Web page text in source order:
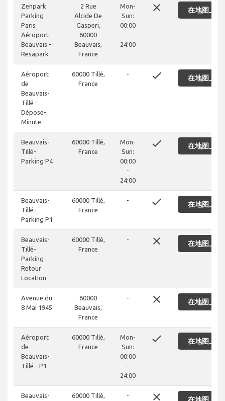
Zenpark
Parking
Paris
Aéroport
Beauvais -
Resapark
2 Rue
Alcide De
Gasperi,
60000
Beauvais,
France
Mon-
Sun:
00:00
-
24:00
close 在地图上显
Aéroport
de
Beauvais-
Tillé -
Dépose-
Minute
60000 Tillé,
France
- done 在地图上显
Beauvais-
Tillé-
Parking P4
60000 Tillé,
France
Mon-
Sun:
00:00
-
24:00
done 在地图上显
Beauvais-
Tillé-
Parking P1
60000 Tillé,
France
- done 在地图上显
Beauvais-
Tillé-
Parking
Retour
Location
60000 Tillé,
France
- close 在地图上显
Avenue du
8 Mai 1945
60000
Beauvais,
France
- close 在地图上显
Aéroport
de
Beauvais-
Tillé - P1
60000 Tillé,
France
Mon-
Sun:
00:00
-
24:00
done 在地图上显
Beauvais-
60000 Tillé,
- close